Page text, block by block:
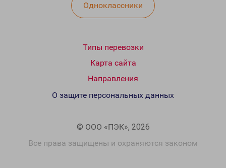
Одноклассники
Типы перевозки
Карта сайта
Направления
© ООО «ПЭК», 2026
Все права защищены и охраняются законом
О защите персональных данных